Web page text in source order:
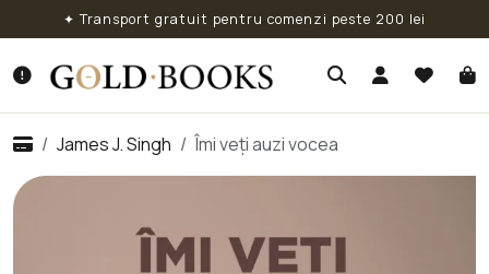
✦ Transport gratuit pentru comenzi peste 200 lei
James J. Singh Îmi veți auzi vocea